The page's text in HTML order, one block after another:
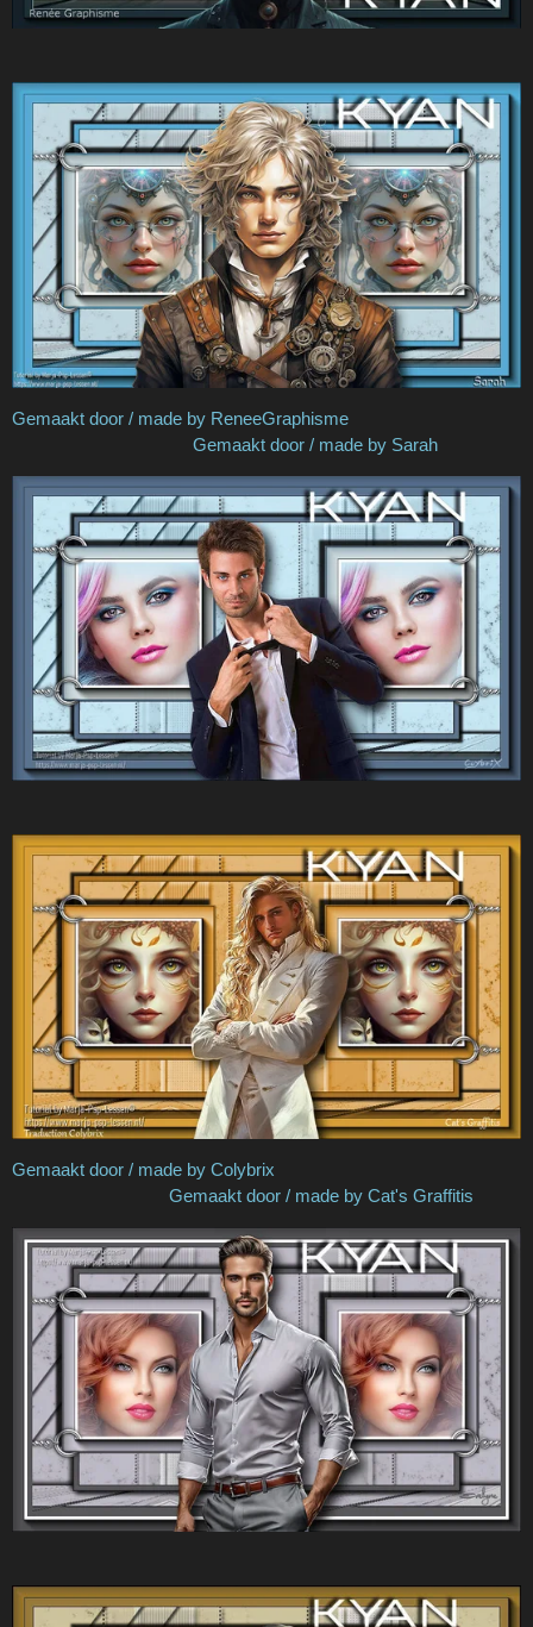
Gemaakt door / made by ReneeGraphisme
Gemaakt door / made by Sarah
Gemaakt door / made by Colybrix
Gemaakt door / made by Cat's Graffitis